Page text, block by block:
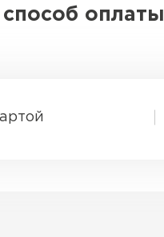
оплаты